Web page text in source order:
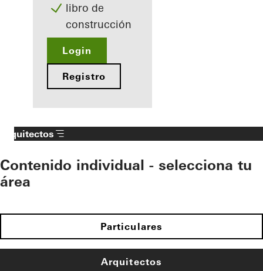
libro de
construcción
Login
Registro
Arquitectos
Contenido individual - selecciona tu
área
Particulares
Arquitectos